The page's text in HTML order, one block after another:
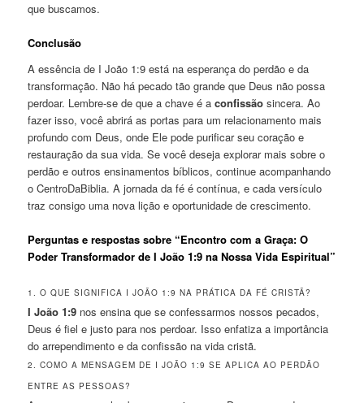
que buscamos.
Conclusão
A essência de I João 1:9 está na esperança do perdão e da
transformação. Não há pecado tão grande que Deus não possa
perdoar. Lembre-se de que a chave é aconfissão sincera. Ao
fazer isso, você abrirá as portas para um relacionamento mais
profundo com Deus, onde Ele pode purificar seu coração e
restauração da sua vida. Se você deseja explorar mais sobre o
perdão e outros ensinamentos bíblicos, continue acompanhando
o CentroDaBiblia. A jornada da fé é contínua, e cada versículo
traz consigo uma nova lição e oportunidade de crescimento.
Perguntas e respostas sobre “Encontro com a Graça: O
Poder Transformador de I João 1:9 na Nossa Vida Espiritual”
1. O QUE SIGNIFICA I JOÃO 1:9 NA PRÁTICA DA FÉ CRISTÃ?
I João 1:9 nos ensina que se confessarmos nossos pecados,
Deus é fiel e justo para nos perdoar. Isso enfatiza a importância
do arrependimento e da confissão na vida cristã.
2. COMO A MENSAGEM DE I JOÃO 1:9 SE APLICA AO PERDÃO
ENTRE AS PESSOAS?